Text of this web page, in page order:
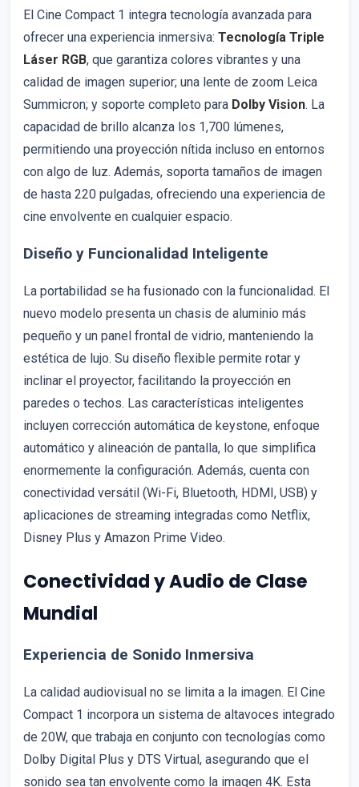
El Cine Compact 1 integra tecnología avanzada para
ofrecer una experiencia inmersiva: Tecnología Triple
Láser RGB, que garantiza colores vibrantes y una
calidad de imagen superior; una lente de zoom Leica
Summicron; y soporte completo para Dolby Vision. La
capacidad de brillo alcanza los 1,700 lúmenes,
permitiendo una proyección nítida incluso en entornos
con algo de luz. Además, soporta tamaños de imagen
de hasta 220 pulgadas, ofreciendo una experiencia de
cine envolvente en cualquier espacio.
Diseño y Funcionalidad Inteligente
La portabilidad se ha fusionado con la funcionalidad. El
nuevo modelo presenta un chasis de aluminio más
pequeño y un panel frontal de vidrio, manteniendo la
estética de lujo. Su diseño flexible permite rotar y
inclinar el proyector, facilitando la proyección en
paredes o techos. Las características inteligentes
incluyen corrección automática de keystone, enfoque
automático y alineación de pantalla, lo que simplifica
enormemente la configuración. Además, cuenta con
conectividad versátil (Wi-Fi, Bluetooth, HDMI, USB) y
aplicaciones de streaming integradas como Netflix,
Disney Plus y Amazon Prime Video.
Conectividad y Audio de Clase
Mundial
Experiencia de Sonido Inmersiva
La calidad audiovisual no se limita a la imagen. El Cine
Compact 1 incorpora un sistema de altavoces integrado
de 20W, que trabaja en conjunto con tecnologías como
Dolby Digital Plus y DTS Virtual, asegurando que el
sonido sea tan envolvente como la imagen 4K. Esta